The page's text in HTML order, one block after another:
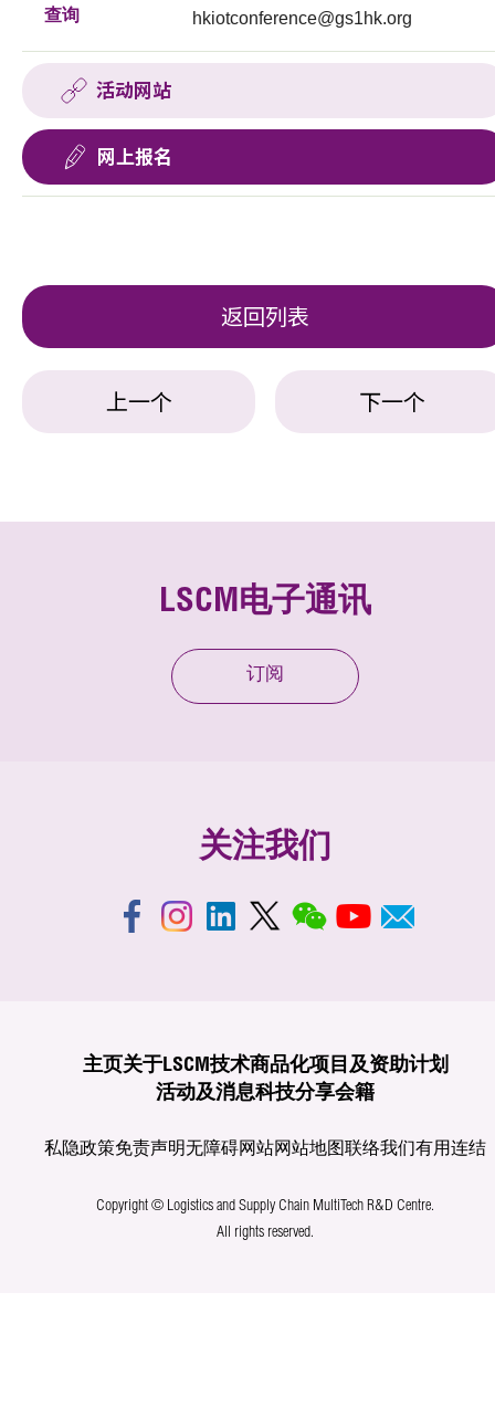
查询 hkiotconference@gs1hk.org
活动网站
网上报名
返回列表
上一个 下一个
LSCM电子通讯
订阅
关注我们
主页关于LSCM技术商品化项目及资助计划
活动及消息科技分享会籍
私隐政策免责声明无障碍网站网站地图联络我们有用连结
Copyright © Logistics and Supply Chain MultiTech R&D Centre.
All rights reserved.